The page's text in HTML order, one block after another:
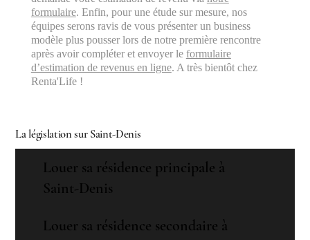
formulaire. Enfin, pour une étude sur mesure, nos
équipes serons ravis de vous présenter un business
modèle plus pousser lors de notre première rencontre
après avoir compléter et envoyer le formulaire
d’estimation de revenus en ligne. A très bientôt chez
Renta'Life !
La législation sur Saint-Denis
Louer sa résidence principale à
Saint-Denis
Louer sa résidence secondaire à